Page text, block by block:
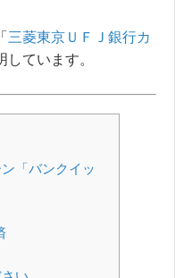
三菱東京ＵＦＪ銀行カ
しています。
「バンクイッ